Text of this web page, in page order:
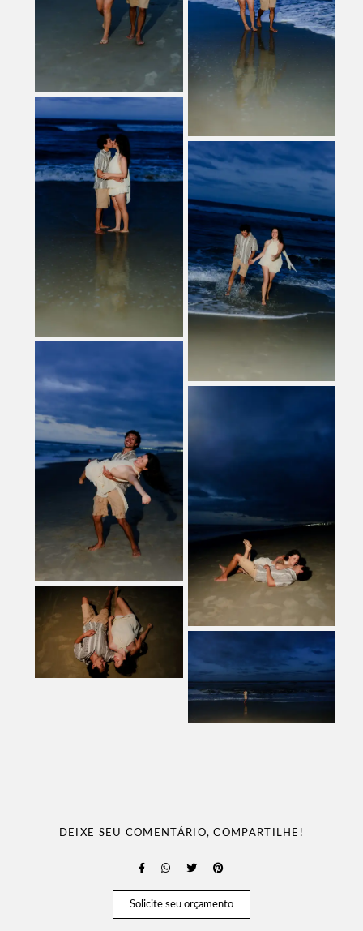
DEIXE SEU COMENTÁRIO, COMPARTILHE!
Solicite seu orçamento